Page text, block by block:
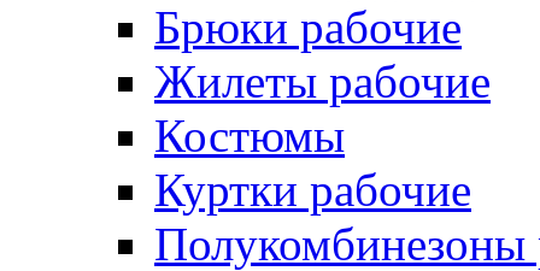
Брюки рабочие
Жилеты рабочие
Костюмы
Куртки рабочие
Полукомбинезоны